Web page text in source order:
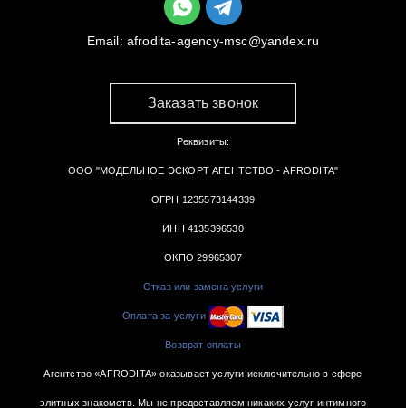
Email: afrodita-agency-msc@yandex.ru
Заказать звонок
Реквизиты:
ООО "МОДЕЛЬНОЕ ЭСКОРТ АГЕНТСТВО - AFRODITA"
ОГРН 1235573144339
ИНН 4135396530
ОКПО 29965307
Отказ или замена услуги
Оплата за услуги
Возврат оплаты
Агентство «AFRODITA» оказывает услуги исключительно в сфере
элитных знакомств. Мы не предоставляем никаких услуг интимного